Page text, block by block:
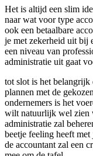
Het is altijd een slim
naar wat voor type
ook een betaalbare
je met zekerheid uit bij
een niveau van
administratie uit gaat
tot slot is het belangrijk
plannen met de
ondernemers is het
wilt natuurlijk wel zien
administratie zal
beetje feeling heeft
de accountant zal een